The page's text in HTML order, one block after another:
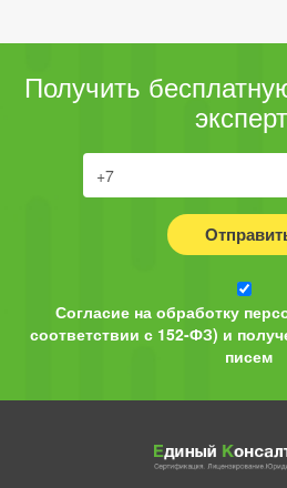
Получить
Согласие на обработку
соответствии с 152-ФЗ) и
писем